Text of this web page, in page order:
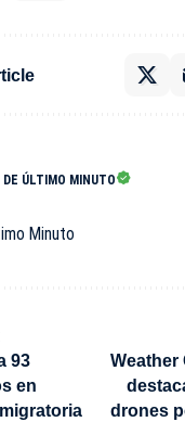
DE ÚLTIMO MINUTO
Minuto
93
en
Weather
drones